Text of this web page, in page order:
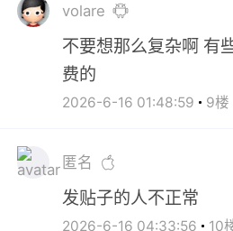
volare
不要想那么复杂啊 有
费的
2026-6-16 01:48:59 9楼
匿名
发贴子的人不正常
2026-6-16 04:33:56 10